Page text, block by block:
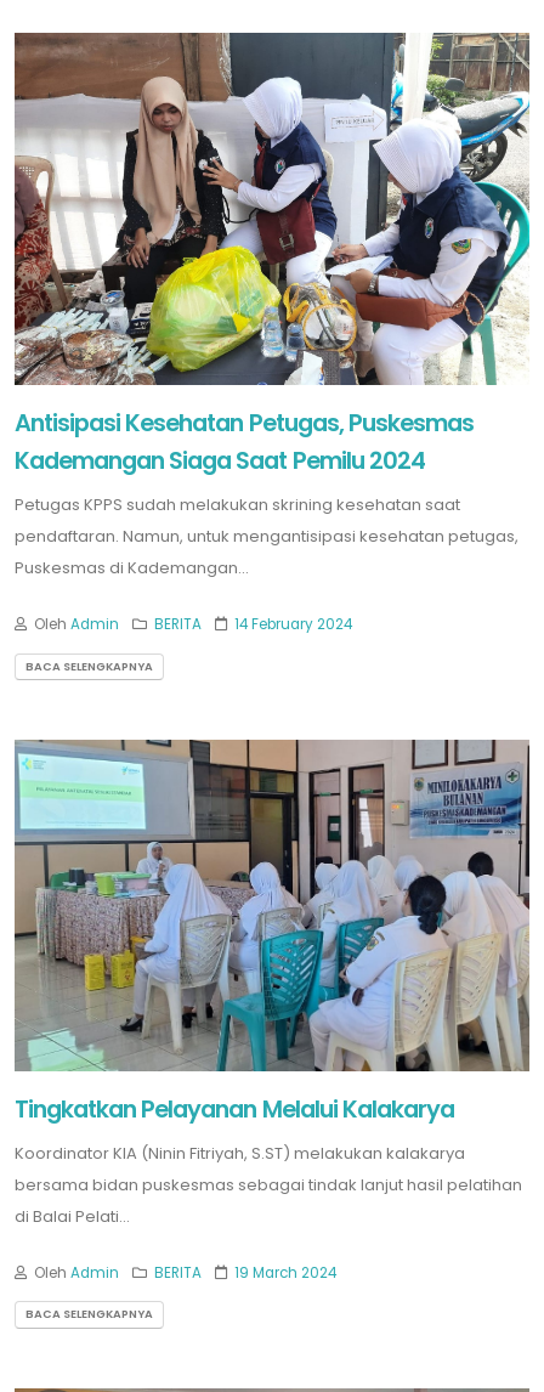
Antisipasi Kesehatan Petugas, Puskesmas
Kademangan Siaga Saat Pemilu 2024
Petugas KPPS sudah melakukan skrining kesehatan saat
pendaftaran. Namun, untuk mengantisipasi kesehatan petugas,
Puskesmas di Kademangan...
Oleh Admin BERITA 14 February 2024
BACA SELENGKAPNYA
Tingkatkan Pelayanan Melalui Kalakarya
Koordinator KIA (Ninin Fitriyah, S.ST) melakukan kalakarya
bersama bidan puskesmas sebagai tindak lanjut hasil pelatihan
di Balai Pelati...
Oleh Admin BERITA 19 March 2024
BACA SELENGKAPNYA